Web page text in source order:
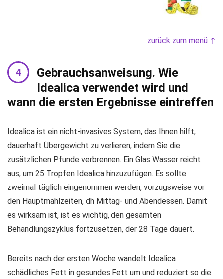
zurück zum menü ↑
Gebrauchsanweisung. Wie
Idealica verwendet wird und
wann die ersten Ergebnisse eintreffen
Idealica ist ein nicht-invasives System, das Ihnen hilft,
dauerhaft Übergewicht zu verlieren, indem Sie die
zusätzlichen Pfunde verbrennen. Ein Glas Wasser reicht
aus, um 25 Tropfen Idealica hinzuzufügen. Es sollte
zweimal täglich eingenommen werden, vorzugsweise vor
den Hauptmahlzeiten, dh Mittag- und Abendessen. Damit
es wirksam ist, ist es wichtig, den gesamten
Behandlungszyklus fortzusetzen, der 28 Tage dauert.
Bereits nach der ersten Woche wandelt Idealica
schädliches Fett in gesundes Fett um und reduziert so die